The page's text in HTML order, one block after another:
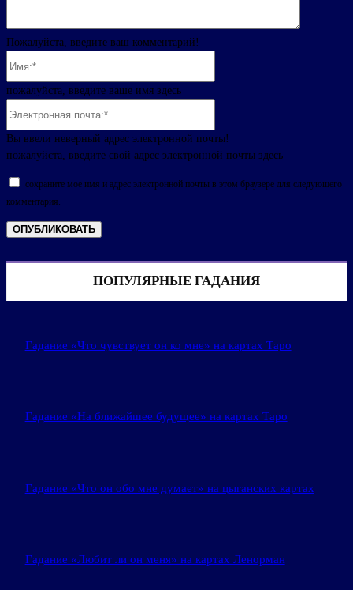
Пожалуйста, введите ваш комментарий!
пожалуйста, введите ваше имя здесь
Вы ввели неверный адрес электронной почты!
пожалуйста, введите свой адрес электронной почты здесь
сохраните мое имя и адрес электронной почты в этом браузере для следующего
комментария.
ПОПУЛЯРНЫЕ ГАДАНИЯ
Гадание «Что чувствует он ко мне» на картах Таро
Гадание «На ближайшее будущее» на картах Таро
Гадание «Что он обо мне думает» на цыганских картах
Гадание «Любит ли он меня» на картах Ленорман